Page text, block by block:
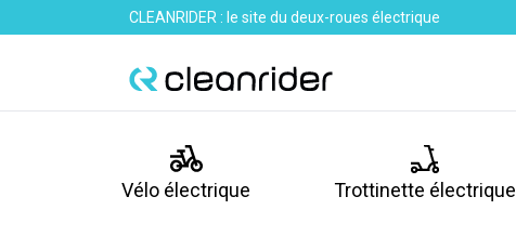
CLEANRIDER : le site du deux-roues électrique
Vélo électrique Trottinette électrique